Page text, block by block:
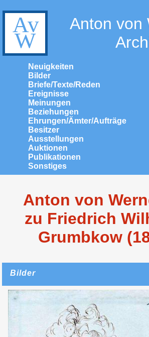
Anton von
Neuigkeiten
Bilder
Briefe/Texte/Reden
Ereignisse
Meinungen
Beziehungen
Ehrungen/Ämter/Aufträge
Besitzer
Ausstellungen
Auktionen
Publikationen
Sonstiges
Anton von
zu Friedrich
Grumbkow
Bilder